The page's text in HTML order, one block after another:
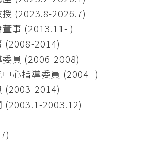
(2023.8-2026.7)
事 (2013.11- )
(2008-2014)
員 (2006-2008)
心指導委員 (2004- )
(2003-2014)
(2003.1-2003.12)